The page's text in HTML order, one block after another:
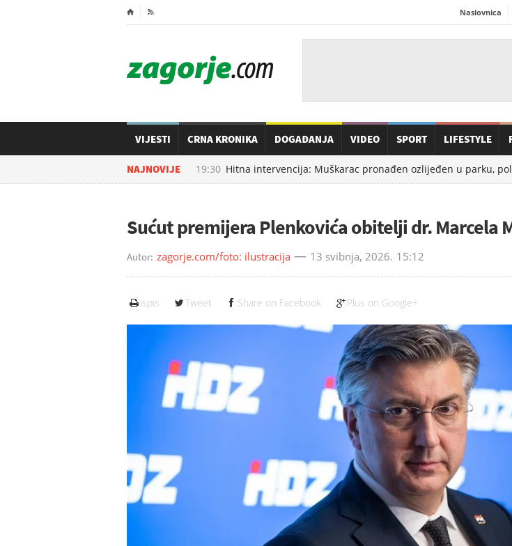
⌂  Naslovnica
VIJESTI CRNA KRONIKA DOGAĐANJA VIDEO SPORT LIFESTYLE
NAJNOVIJE
07.08.2026. u 19:30 Hitna intervencija: Muškarac pronađen ozlijeđen u parku,
Sućut premijera Plenkovića obitelji dr. Marcela
Autor: zagorje.com/foto: ilustracija 13 svibnja, 2026. 15:12
ispis Tweet Share on Facebook Plus on Google+